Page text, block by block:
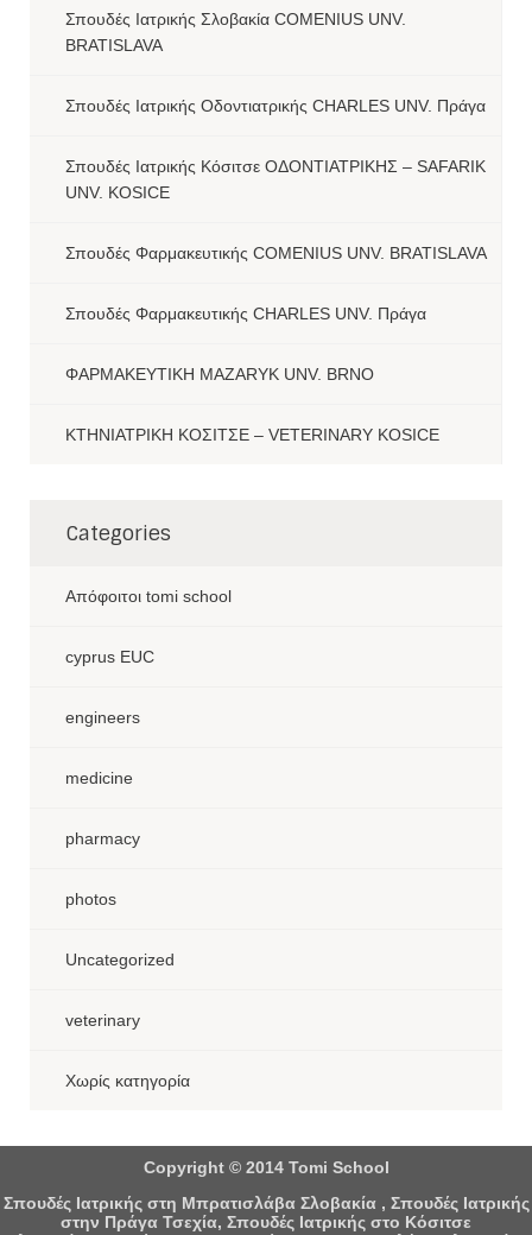
Σπουδές Ιατρικής Σλοβακία COMENIUS UNV.
BRATISLAVA
Σπουδές Ιατρικής Οδοντιατρικής CHARLES UNV. Πράγα
Σπουδές Ιατρικής Κόσιτσε ΟΔΟΝΤΙΑΤΡΙΚΗΣ – SAFARIK
UNV. KOSICE
Σπουδές Φαρμακευτικής COMENIUS UNV. BRATISLAVA
Σπουδές Φαρμακευτικής CHARLES UNV. Πράγα
ΦΑΡΜΑΚΕΥΤΙΚΗ MAZARYK UNV. BRNO
ΚΤΗΝΙΑΤΡΙΚΗ ΚΟΣΙΤΣΕ – VETERINARY KOSICE
Categories
Aπόφοιτοι tomi school
cyprus EUC
engineers
medicine
pharmacy
photos
Uncategorized
veterinary
Χωρίς κατηγορία
Copyright © 2014 Tomi School
Σπουδές Ιατρικής στη Μπρατισλάβα Σλοβακία , Σπουδές Ιατρικής
στην Πράγα Τσεχία, Σπουδές Ιατρικής στο Κόσιτσε